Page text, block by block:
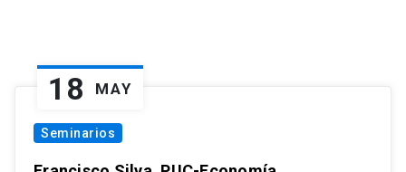
18 MAY
Seminarios